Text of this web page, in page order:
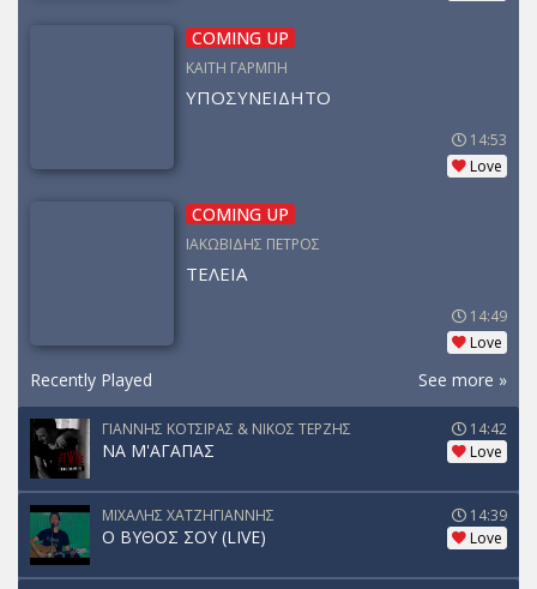
COMING UP
ΚΑΙΤΗ ΓΑΡΜΠΗ
ΥΠΟΣΥΝΕΙΔΗΤΟ
14:53
Love
COMING UP
ΙΑΚΩΒΙΔΗΣ ΠΕΤΡΟΣ
ΤΕΛΕΙΑ
14:49
Love
Recently Played See more »
ΓΙΑΝΝΗΣ ΚΟΤΣΙΡΑΣ & ΝΙΚΟΣ ΤΕΡΖΗΣ
ΝΑ Μ'ΑΓΑΠΑΣ
14:42
Love
ΜΙΧΑΛΗΣ ΧΑΤΖΗΓΙΑΝΝΗΣ
Ο ΒΥΘΟΣ ΣΟΥ (LIVE)
14:39
Love